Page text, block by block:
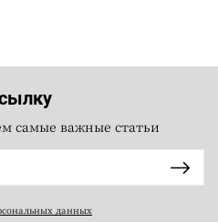
самые важные статьи
данных